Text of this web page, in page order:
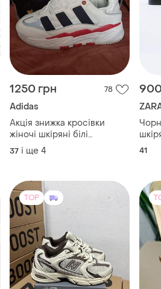
1250 грн 78
Adidas
Акція знижка кросівки
жіночі шкіряні білі
adidas(адідас)
37 і ще 4
шкіри
41
TOP